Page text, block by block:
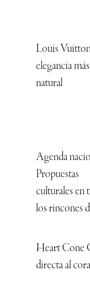
Louis
elegancia más
natural
Agenda
Propuestas
culturales en
los rincones
Heart Cone
directa al